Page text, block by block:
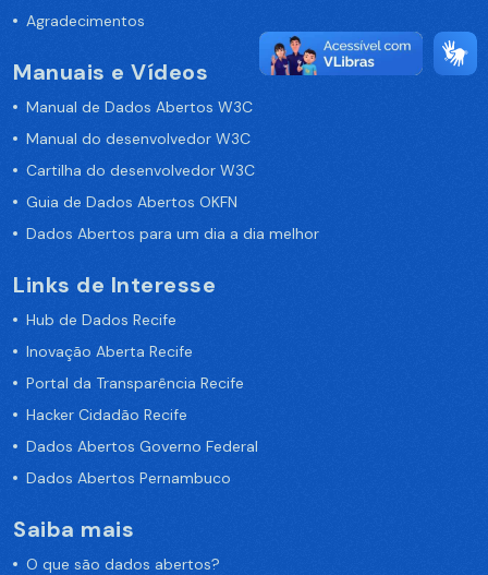
Agradecimentos
Manuais e Vídeos
Manual de Dados Abertos W3C
Manual do desenvolvedor W3C
Cartilha do desenvolvedor W3C
Guia de Dados Abertos OKFN
Dados Abertos para um dia a dia melhor
Links de Interesse
Hub de Dados Recife
Inovação Aberta Recife
Portal da Transparência Recife
Hacker Cidadão Recife
Dados Abertos Governo Federal
Dados Abertos Pernambuco
Saiba mais
O que são dados abertos?